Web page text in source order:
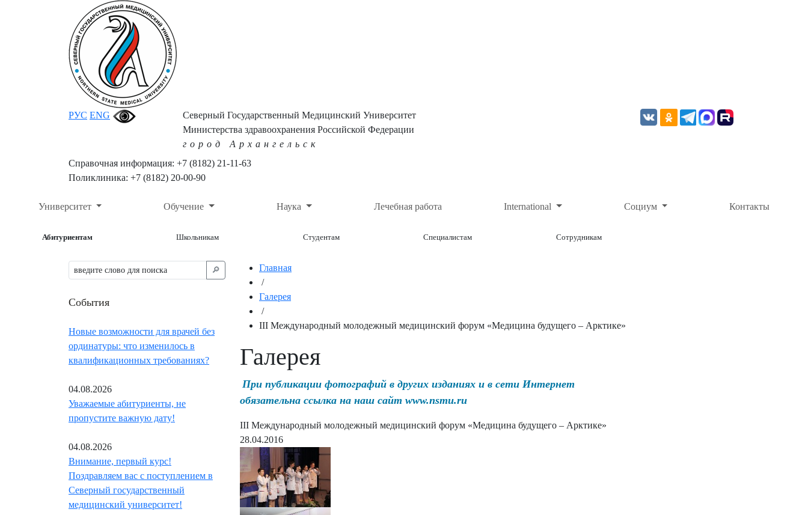
РУС ENG
Северный Государственный Медицинский Университет
Министерства здравоохранения Российской Федерации
город Архангельск
Справочная информация: +7 (8182) 21-11-63
Поликлиника: +7 (8182) 20-00-90
Университет Обучение Наука Лечебная работа International Социум Контакты
Абитуриентам Школьникам Студентам Специалистам Сотрудникам
🔎︎
События
Новые возможности для врачей без
ординатуры: что изменилось в
квалификационных требованиях?
04.08.2026
Уважаемые абитуриенты, не
пропустите важную дату!
04.08.2026
Внимание, первый курс!
Поздравляем вас с поступлением в
Северный государственный
медицинский университет!
Главная
/
Галерея
/
III Международный молодежный медицинский форум «Медицина будущего – Арктике»
Галерея
При публикации фотографий в других изданиях и в сети Интернет
обязательна ссылка на наш сайт www.nsmu.ru
III Международный молодежный медицинский форум «Медицина будущего – Арктике»
28.04.2016